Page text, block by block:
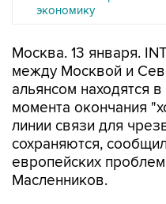
экономику
Москва. 13 января.
между Москвой и
альянсом находятся
момента окончания
линии связи для
сохраняются,
европейских
Масленников.